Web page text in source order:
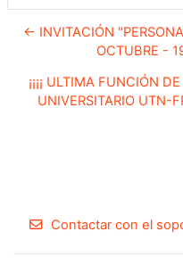
← INVITACIÓN
OCTUBRE -
¡¡¡¡ ULTIMA FUNCIÓN
UNIVERSITARIO UTN-
Contactar con el